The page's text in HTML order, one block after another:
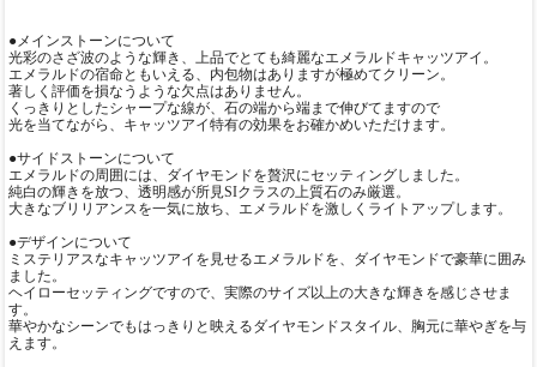
●メインストーンについて
光彩のさざ波のような輝き、上品でとても綺麗なエメラルドキャッツアイ。
エメラルドの宿命ともいえる、内包物はありますが極めてクリーン。
著しく評価を損なうような欠点はありません。
くっきりとしたシャープな線が、石の端から端まで伸びてますので
光を当てながら、キャッツアイ特有の効果をお確かめいただけます。
●サイドストーンについて
エメラルドの周囲には、ダイヤモンドを贅沢にセッティングしました。
純白の輝きを放つ、透明感が所見SIクラスの上質石のみ厳選。
大きなブリリアンスを一気に放ち、エメラルドを激しくライトアップします。
●デザインについて
ミステリアスなキャッツアイを見せるエメラルドを、ダイヤモンドで豪華に囲み
ました。
ヘイローセッティングですので、実際のサイズ以上の大きな輝きを感じさせま
す。
華やかなシーンでもはっきりと映えるダイヤモンドスタイル、胸元に華やぎを与
えます。